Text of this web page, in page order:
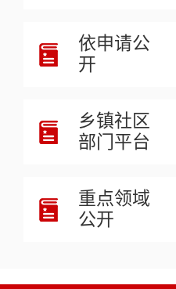
依申请公
开
乡镇社区
部门平台
重点领域
公开